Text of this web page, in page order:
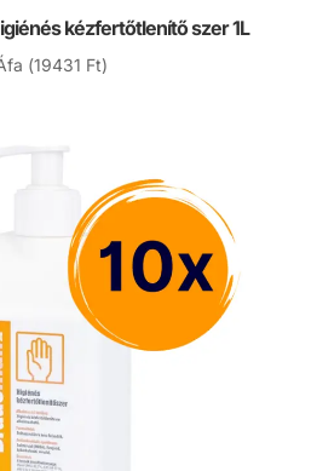
kézfertőtlenítő szer 1L
Ft.
(19431 Ft)